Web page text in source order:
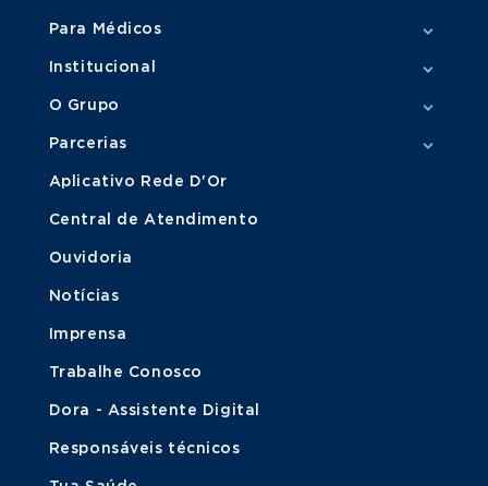
Para Médicos
Institucional
O Grupo
Parcerias
Aplicativo Rede D'Or
Central de Atendimento
Ouvidoria
Notícias
Imprensa
Trabalhe Conosco
Dora - Assistente Digital
Responsáveis técnicos